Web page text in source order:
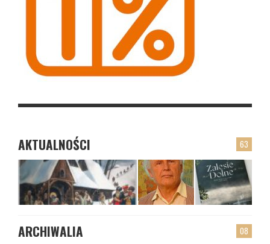
63
AKTUALNOŚCI
08
ARCHIWALIA